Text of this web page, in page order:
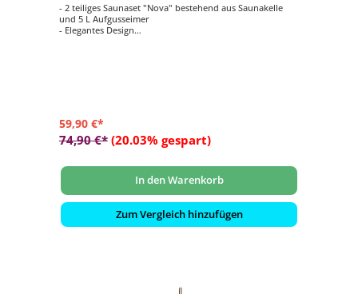
- 2 teiliges Saunaset "Nova" bestehend aus Saunakelle
und 5 L Aufgusseimer
- Elegantes Design
59,90 €*
74,90 €* (20.03% gespart)
In den Warenkorb
Zum Vergleich hinzufügen